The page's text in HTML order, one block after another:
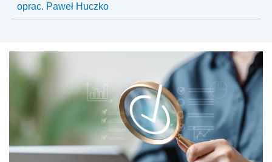
oprac. Paweł Huczko